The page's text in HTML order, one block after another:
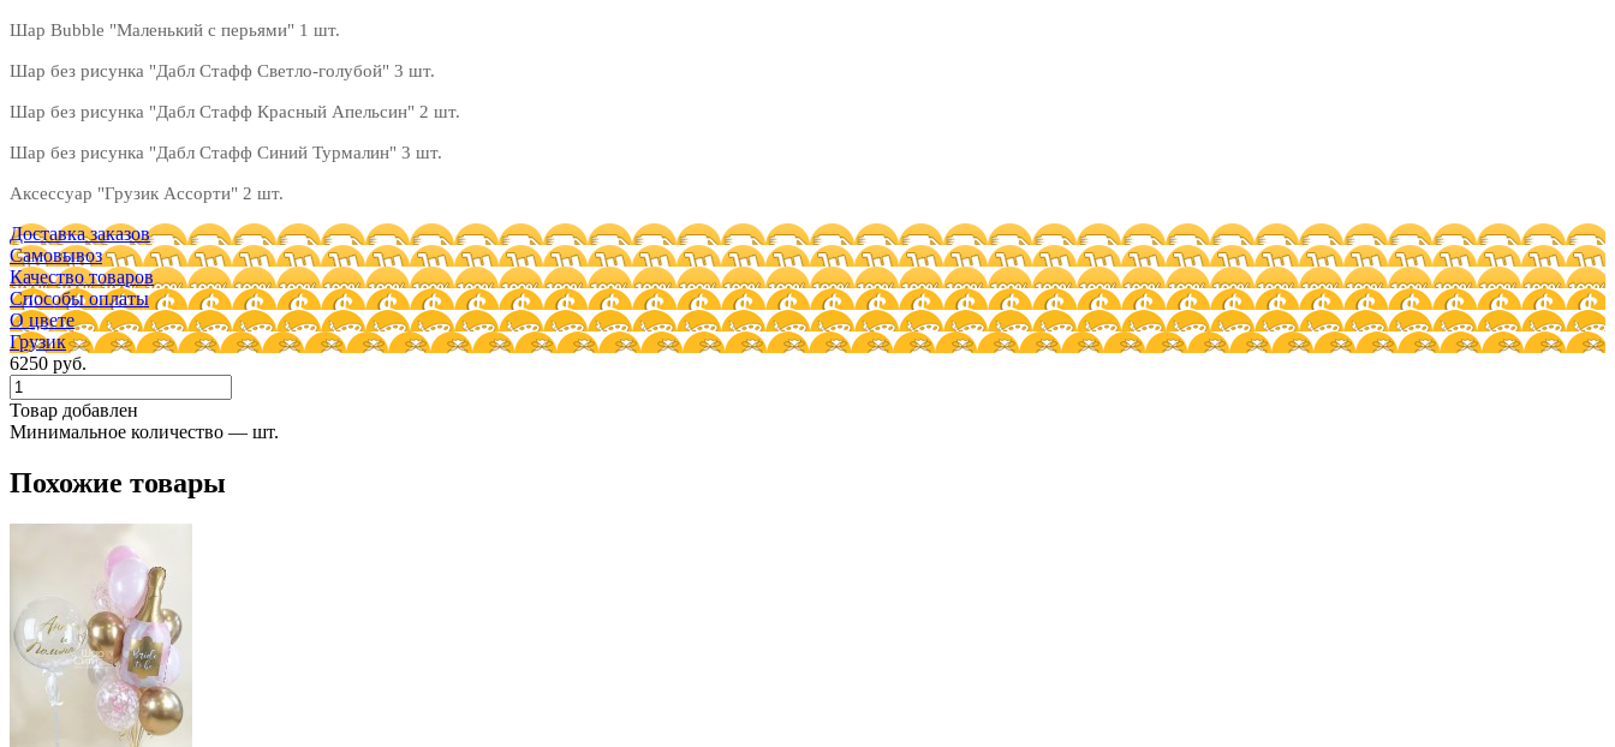
Шар Bubble "Маленький с перьями" 1 шт.
Шар без рисунка "Дабл Стафф Светло-голубой" 3 шт.
Шар без рисунка "Дабл Стафф Красный Апельсин" 2 шт.
Шар без рисунка "Дабл Стафф Синий Турмалин" 3 шт.
Аксессуар "Грузик Ассорти" 2 шт.
Доставка заказов
Самовывоз
Качество товаров
Способы оплаты
О цвете
Грузик
6250 руб.
Товар добавлен
Минимальное количество — шт.
Похожие товары